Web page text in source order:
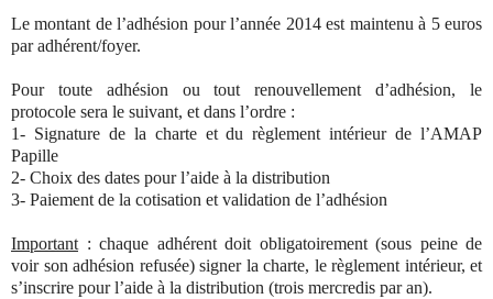
Le montant de l’adhésion pour l’année 2014 est maintenu à 5 euros
par adhérent/foyer.
Pour toute adhésion ou tout renouvellement d’adhésion, le
protocole sera le suivant, et dans l’ordre :
1- Signature de la charte et du règlement intérieur de l’AMAP
Papille
2- Choix des dates pour l’aide à la distribution
3- Paiement de la cotisation et validation de l’adhésion
Important : chaque adhérent doit obligatoirement (sous peine de
voir son adhésion refusée) signer la charte, le règlement intérieur, et
s’inscrire pour l’aide à la distribution (trois mercredis par an).